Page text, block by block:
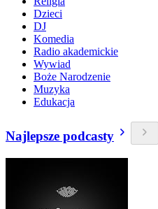
Dzieci
DJ
Komedia
Radio akademickie
Wywiad
Boże Narodzenie
Muzyka
Edukacja
Najlepsze podcasty